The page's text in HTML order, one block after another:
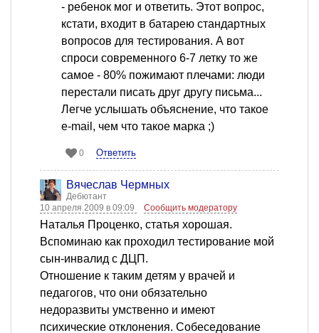
- ребенок мог и ответить. Этот вопрос,
кстати, входит в батарею стандартных
вопросов для тестирования. А вот
спроси современного 6-7 летку то же
самое - 80% пожимают плечами: люди
перестали писать друг другу письма...
Легче услышать объяснение, что такое
e-mail, чем что такое марка ;)
0 Ответить
Вячеслав Чермных
Дебютант
10 апреля 2009 в 09:09
Сообщить модератору
Наталья Проценко, статья хорошая.
Вспоминаю как проходил тестирование мой
сын-инвалид с ДЦП.
Отношение к таким детям у врачей и
педагогов, что они обязательно
недоразвиты умственно и имеют
психические отклонения. Собеседование